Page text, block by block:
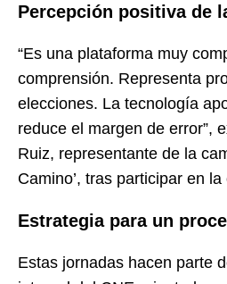
Percepción positiva de
“Es una plataforma muy
comprensión. Representa
elecciones. La tecnología
reduce el margen de error”,
Ruiz, representante de la
Camino’, tras participar en
Estrategia para un
Estas jornadas hacen parte